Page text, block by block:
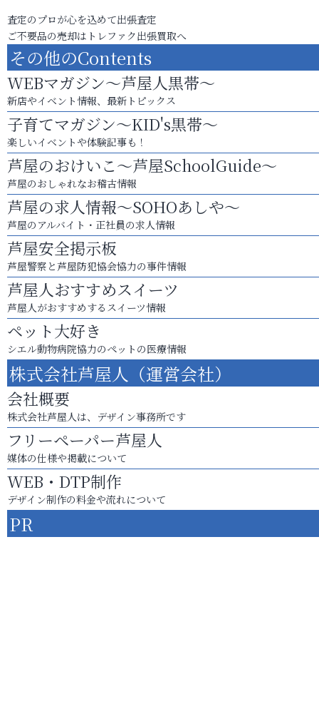
査定のプロが心を込めて出張査定
ご不要品の売却はトレファク出張買取へ
その他のContents
WEBマガジン～芦屋人黒帯～
新店やイベント情報、最新トピックス
子育てマガジン～KID's黒帯～
楽しいイベントや体験記事も！
芦屋のおけいこ～芦屋SchoolGuide～
芦屋のおしゃれなお稽古情報
芦屋の求人情報～SOHOあしや～
芦屋のアルバイト・正社員の求人情報
芦屋安全掲示板
芦屋警察と芦屋防犯協会協力の事件情報
芦屋人おすすめスイーツ
芦屋人がおすすめするスイーツ情報
ペット大好き
シエル動物病院協力のペットの医療情報
株式会社芦屋人（運営会社）
会社概要
株式会社芦屋人は、デザイン事務所です
フリーペーパー芦屋人
媒体の仕様や掲載について
WEB・DTP制作
デザイン制作の料金や流れについて
PR